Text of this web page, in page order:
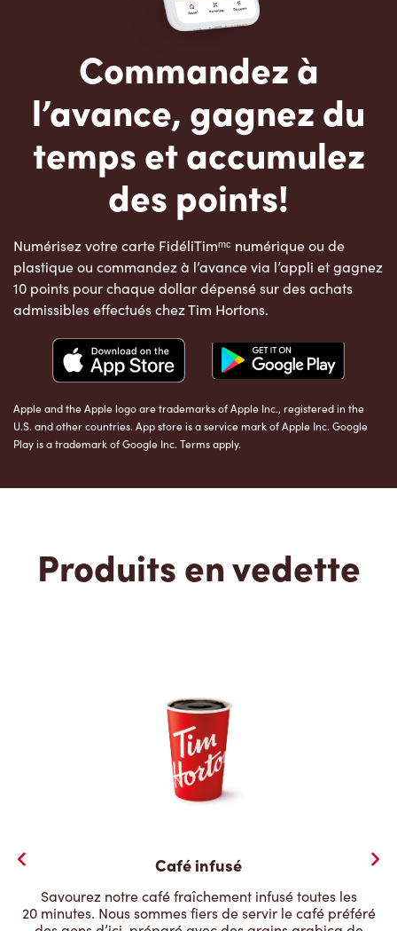
Commandez à
l’avance, gagnez du
temps et accumulez
des points!
Numérisez votre carte FidéliTimᵐᶜ numérique ou de
plastique ou commandez à l’avance via l’appli et gagnez
10 points pour chaque dollar dépensé sur des achats
admissibles effectués chez Tim Hortons.
Apple and the Apple logo are trademarks of Apple Inc., registered in the
U.S. and other countries. App store is a service mark of Apple Inc. Google
Play is a trademark of Google Inc. Terms apply.
Produits en vedette
Café infusé
Savourez notre café fraîchement infusé toutes les
20 minutes. Nous sommes fiers de servir le café préféré